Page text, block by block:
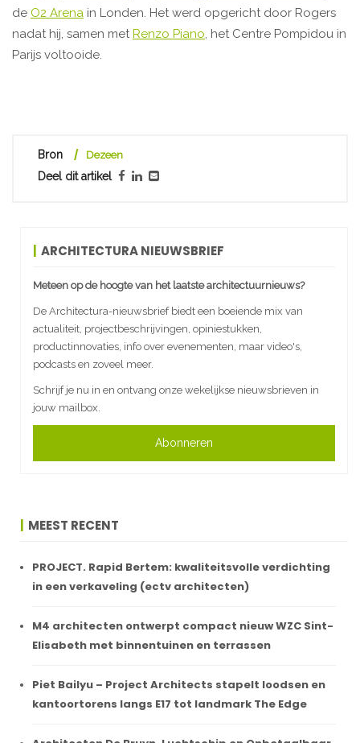
de O2 Arena in Londen. Het werd opgericht door Rogers
nadat hij, samen met Renzo Piano, het Centre Pompidou in
Parijs voltooide.
Bron Dezeen
Deel dit artikel
ARCHITECTURA NIEUWSBRIEF
Meteen op de hoogte van het laatste architectuurnieuws?
De Architectura-nieuwsbrief biedt een boeiende mix van
actualiteit, projectbeschrijvingen, opiniestukken,
productinnovaties, info over evenementen, maar video's,
podcasts en zoveel meer.
Schrijf je nu in en ontvang onze wekelijkse nieuwsbrieven in
jouw mailbox.
Abonneren
MEEST RECENT
PROJECT. Rapid Bertem: kwaliteitsvolle verdichting
in een verkaveling (ectv architecten)
M4 architecten ontwerpt compact nieuw WZC Sint-
Elisabeth met binnentuinen en terrassen
Piet Bailyu – Project Architects stapelt loodsen en
kantoortorens langs E17 tot landmark The Edge